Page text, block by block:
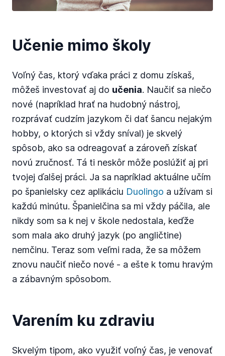
Učenie mimo školy
Voľný čas, ktorý vďaka práci z domu získaš,
môžeš investovať aj do učenia. Naučiť sa niečo
nové (napríklad hrať na hudobný nástroj,
rozprávať cudzím jazykom či dať šancu nejakým
hobby, o ktorých si vždy sníval) je skvelý
spôsob, ako sa odreagovať a zároveň získať
novú zručnosť. Tá ti neskôr môže poslúžiť aj pri
tvojej ďalšej práci. Ja sa napríklad aktuálne učím
po španielsky cez aplikáciu Duolingo a užívam si
každú minútu. Španielčina sa mi vždy páčila, ale
nikdy som sa k nej v škole nedostala, keďže
som mala ako druhý jazyk (po angličtine)
nemčinu. Teraz som veľmi rada, že sa môžem
znovu naučiť niečo nové - a ešte k tomu hravým
a zábavným spôsobom.
Varením ku zdraviu
Skvelým tipom, ako využiť voľný čas, je venovať